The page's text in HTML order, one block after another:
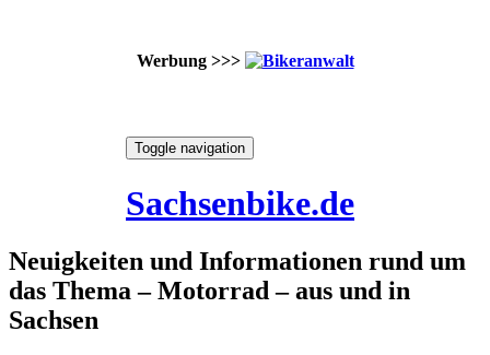
Werbung >>>
Toggle navigation
Sachsenbike.de
Neuigkeiten und Informationen rund um
das Thema – Motorrad – aus und in
Sachsen